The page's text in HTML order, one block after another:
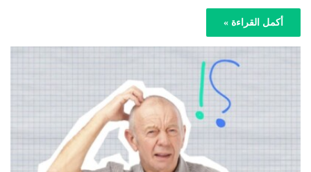
أكمل القراءة »